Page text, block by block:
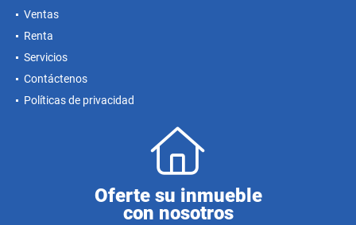
Ventas
Renta
Servicios
Contáctenos
Políticas de privacidad
Oferte su inmueble
con nosotros